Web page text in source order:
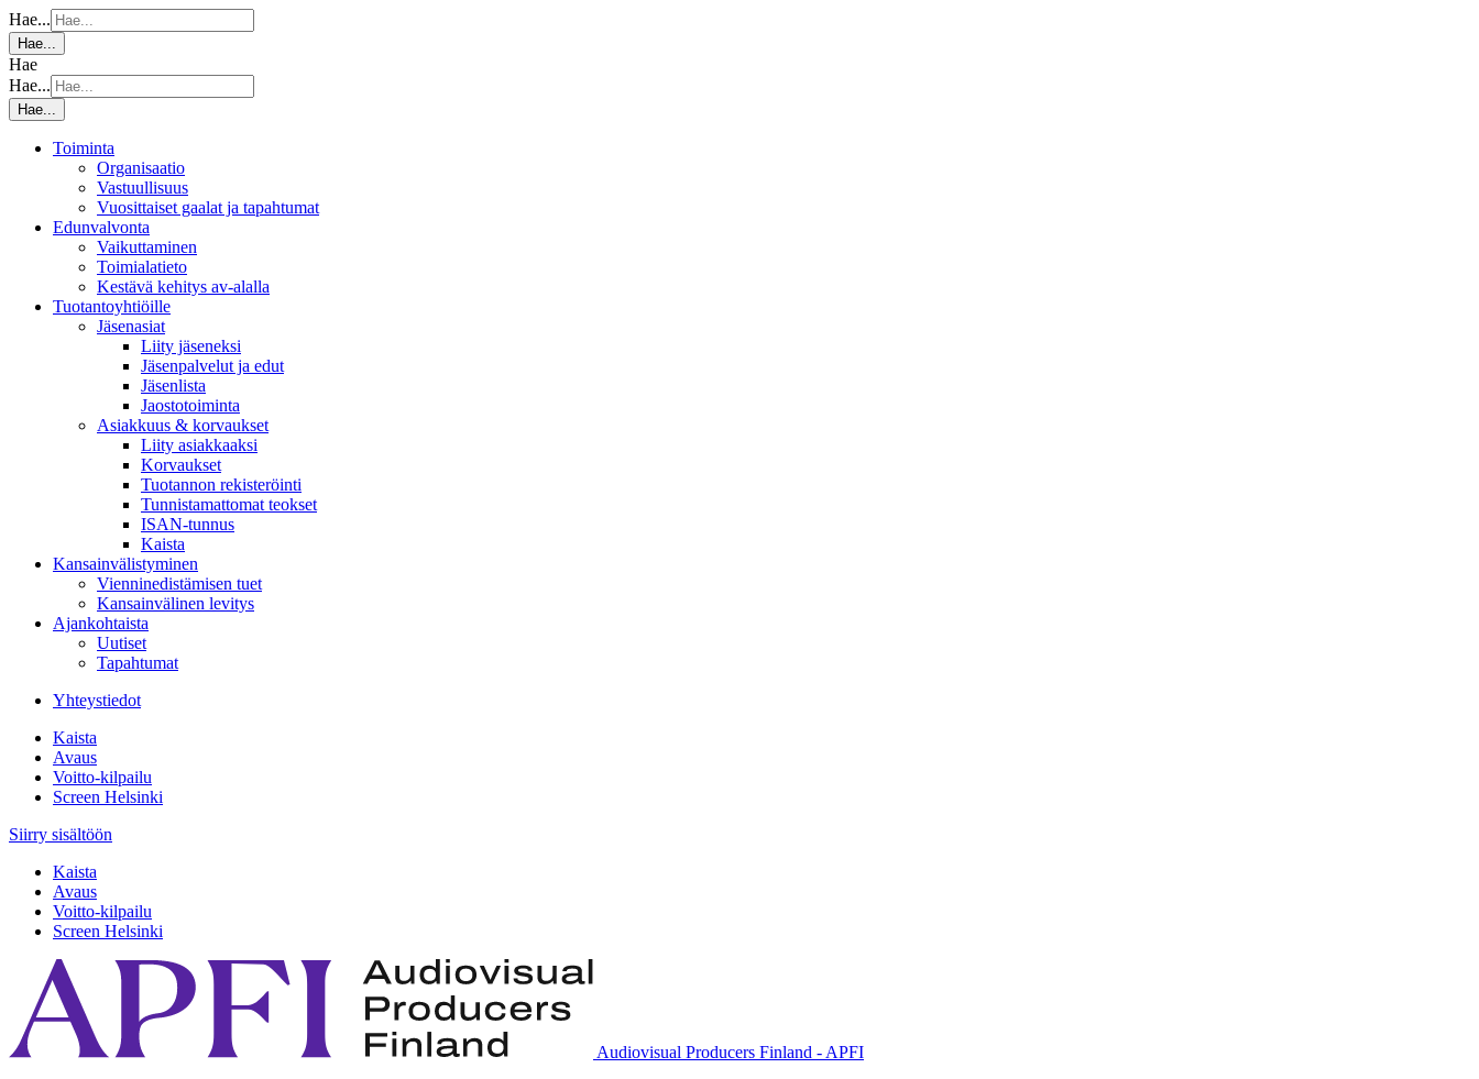
Hae...
Hae...
Hae
Hae...
Hae...
Toiminta
Organisaatio
Vastuullisuus
Vuosittaiset gaalat ja tapahtumat
Edunvalvonta
Vaikuttaminen
Toimialatieto
Kestävä kehitys av-alalla
Tuotantoyhtiöille
Jäsenasiat
Liity jäseneksi
Jäsenpalvelut ja edut
Jäsenlista
Jaostotoiminta
Asiakkuus & korvaukset
Liity asiakkaaksi
Korvaukset
Tuotannon rekisteröinti
Tunnistamattomat teokset
ISAN-tunnus
Kaista
Kansainvälistyminen
Vienninedistämisen tuet
Kansainvälinen levitys
Ajankohtaista
Uutiset
Tapahtumat
Yhteystiedot
Kaista
Avaus
Voitto-kilpailu
Screen Helsinki
Siirry sisältöön
Kaista
Avaus
Voitto-kilpailu
Screen Helsinki
Audiovisual Producers Finland - APFI